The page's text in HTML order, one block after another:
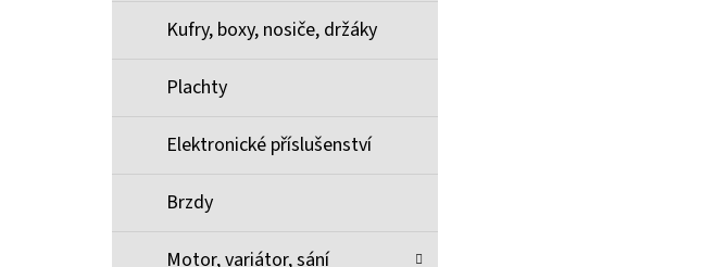
Kufry, boxy, nosiče, držáky
Plachty
Elektronické příslušenství
Brzdy
Motor, variátor, sání